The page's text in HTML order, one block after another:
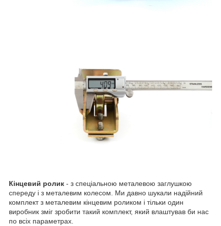
Кінцевий ролик - з спеціальною металевою заглушкою
спереду і з металевим колесом. Ми давно шукали надійний
комплект з металевим кінцевим роликом і тільки один
виробник зміг зробити такий комплект, який влаштував би нас
по всіх параметрах.